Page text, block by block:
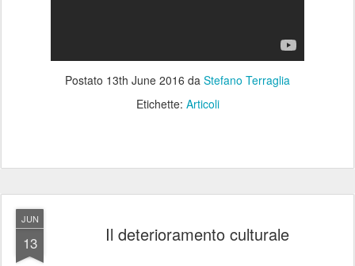
Postato 13th June 2016 da Stefano Terraglia
Etichette: Articoli
JUN
13 Il deterioramento culturale